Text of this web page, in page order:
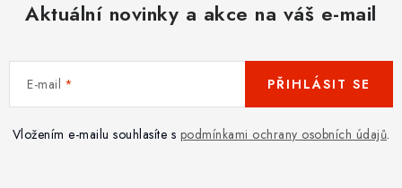
Aktuální novinky a akce na váš e-mail
E-mail
Vložením e-mailu souhlasíte s podmínkami ochrany osobních údajů.
PŘIHLÁSIT SE